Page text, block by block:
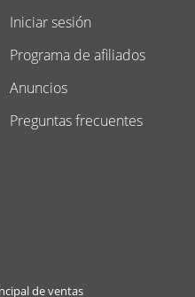
Iniciar sesión
Programa de afiliados
Anuncios
Preguntas frecuentes
de ventas